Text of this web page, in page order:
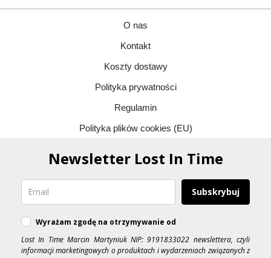
O nas
Kontakt
Koszty dostawy
Polityka prywatności
Regulamin
Polityka plików cookies (EU)
Newsletter Lost In Time
Subskrybuj
Wyrażam zgodę na otrzymywanie od
Lost In Time Marcin Martyniuk NIP: 9191833022 newslettera, czyli
informacji marketingowych o produktach i wydarzeniach związanych z